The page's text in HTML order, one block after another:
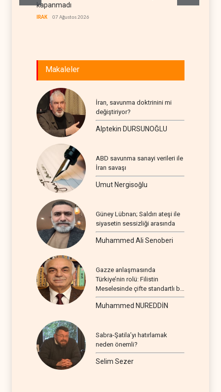
kapanmadı
IRAK 07 Ağustos 2026
Makaleler
İran, savunma doktrinini mi
değiştiriyor?
Alptekin DURSUNOĞLU
ABD savunma sanayi verileri ile
İran savaşı
Umut Nergisoğlu
Güney Lübnan; Saldırı ateşi ile
siyasetin sessizliği arasında
Muhammed Ali Senoberi
Gazze anlaşmasında
Türkiye’nin rolü: Filistin
Meselesinde çifte standartlı bir
seyir
Muhammed NUREDDİN
Sabra-Şatila’yı hatırlamak
neden önemli?
Selim Sezer